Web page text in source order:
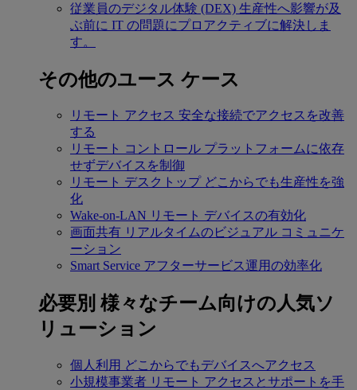
従業員のデジタル体験 (DEX) 生産性へ影響が及
ぶ前に IT の問題にプロアクティブに解決しま
す。
その他のユース ケース
リモート アクセス 安全な接続でアクセスを改善
する
リモート コントロール プラットフォームに依存
せずデバイスを制御
リモート デスクトップ どこからでも生産性を強
化
Wake-on-LAN リモート デバイスの有効化
画面共有 リアルタイムのビジュアル コミュニケ
ーション
Smart Service アフターサービス運用の効率化
必要別 様々なチーム向けの人気ソ
リューション
個人利用 どこからでもデバイスへアクセス
小規模事業者 リモート アクセスとサポートを手